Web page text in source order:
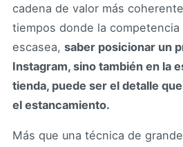
cadena de valor más
tiempos donde la
escasea, saber posicionar un
Instagram, sino también en la
tienda, puede ser el detalle
el estancamiento.
Más que una técnica de